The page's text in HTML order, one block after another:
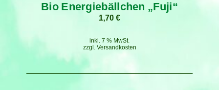
Bio Energiebällchen „Fuji“
1,70 €
inkl. 7 % MwSt.
zzgl. Versandkosten